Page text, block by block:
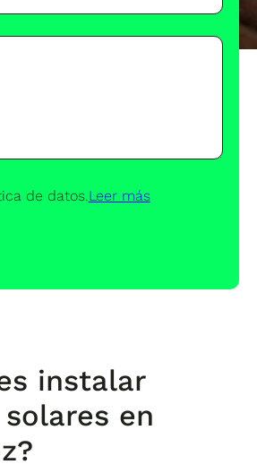
de datos.Leer más
instalar
en